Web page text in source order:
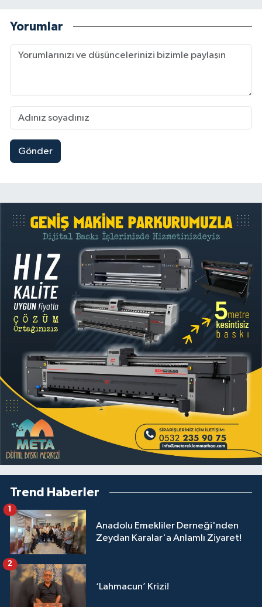
Yorumlar
Gönder
Trend Haberler
Anadolu Emekliler Derneği'nden
Zeydan Karalar'a Anlamlı Ziyaret!
1
‘Lahmacun’ Krizi!
2